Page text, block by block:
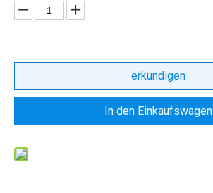
erkundigen
In den Einkaufswagen